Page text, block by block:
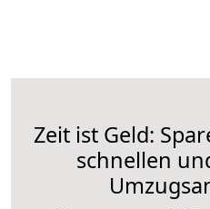
Zeit ist Geld:
schnellen